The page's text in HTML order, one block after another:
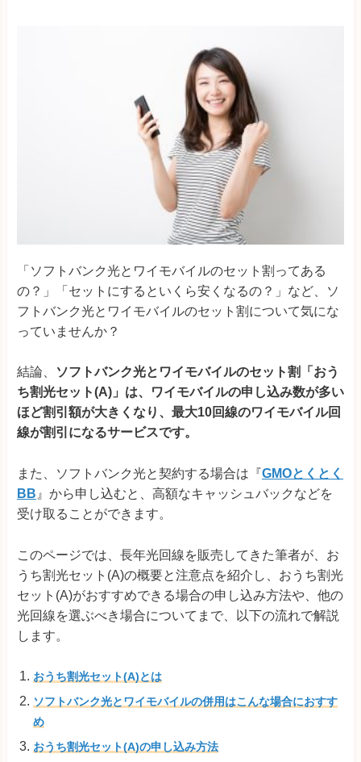
「ソフトバンク光とワイモバイルのセット割ってある
の？」「セットにするといくら安くなるの？」など、ソ
フトバンク光とワイモバイルのセット割について気にな
っていませんか？
結論、
ソフトバンク光とワイモバイルのセット割「おう
ち割光セット(A)」は、ワイモバイルの申し込み数が多い
ほど割引額が大きくなり、最大10回線のワイモバイル回
線が割引になるサービスです。
また、ソフトバンク光と契約する場合は『GMOとくとく
BB 』から申し込むと、高額なキャッシュバックなどを
受け取ることができます。
このページでは、長年光回線を販売してきた筆者が、お
うち割光セット(A)の概要と注意点を紹介し、おうち割光
セット(A)がおすすめできる場合の申し込み方法や、他の
光回線を選ぶべき場合についてまで、以下の流れで解説
します。
おうち割光セット(A)とは
ソフトバンク光とワイモバイルの併用はこんな場合におすす
め
おうち割光セット(A)の申し込み方法